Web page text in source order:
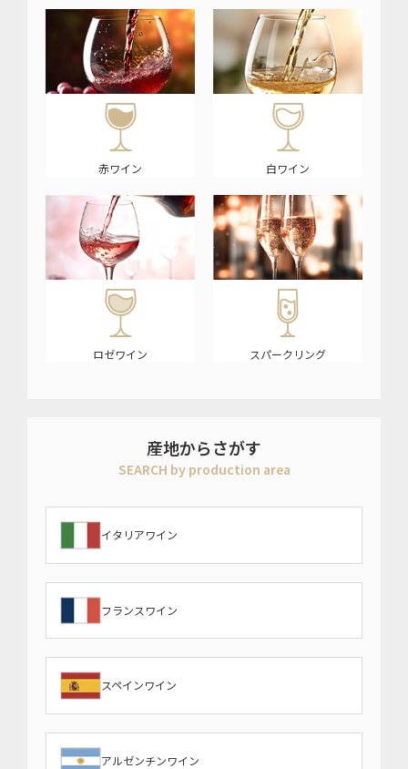
赤ワイン 白ワイン
ロゼワイン スパークリング
産地からさがす
SEARCH by production area
イタリアワイン
フランスワイン
スペインワイン
アルゼンチンワイン